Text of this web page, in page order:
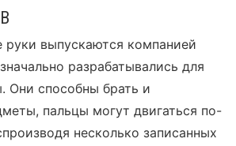
руки выпускаются компанией
разрабатывались для
Они способны брать и
пальцы могут двигаться по-
несколько записанных